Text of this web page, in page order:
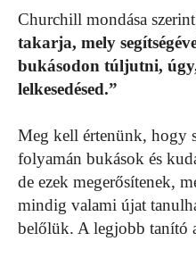
Churchill mondása szerint
takarja, mely
bukásodon túljutni,
lelkesedésed.”
Meg kell értenünk, hogy
folyamán bukások és
de ezek megerősítenek,
mindig valami újat
belőlük. A legjobb tanító